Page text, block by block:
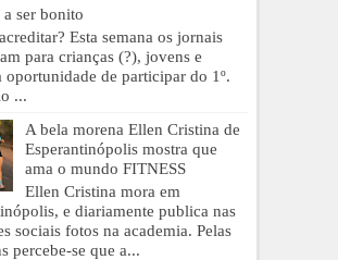
ser bonito
Esta semana os jornais
para crianças (?), jovens e
oportunidade de participar do 1º.
...
A bela morena Ellen Cristina de
Esperantinópolis mostra que
ama o mundo FITNESS
Ellen Cristina mora em
e diariamente publica nas
sociais fotos na academia. Pelas
percebe-se que a...